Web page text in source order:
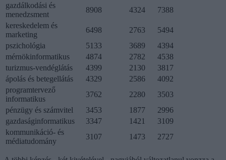
gazdálkodási és
menedzsment
8908 4324
7388
kereskedelem és
marketing
6498 2763
5494
pszichológia
5133 3689
4394
mérnökinformatikus
4874 2782
4538
turizmus-vendéglátás
4399 2130
3817
ápolás és betegellátás
4329 2586
4092
programtervező
informatikus
3762 2280
3503
pénzügy és számvitel
3453 1877
2996
gazdaságinformatikus
3347 1421
3109
kommunikáció- és
médiatudomány
3107 1473 2727